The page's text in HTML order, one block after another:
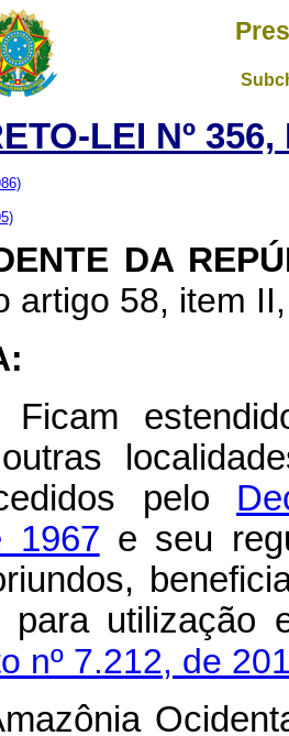
LEI Nº
DA
artigo 58, item
pelo
1967 e seu
para utilização
nº 7.212, de